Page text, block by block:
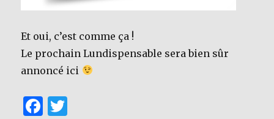
Et oui, c’est comme ça !
Le prochain Lundispensable sera bien sûr
annoncé ici
F